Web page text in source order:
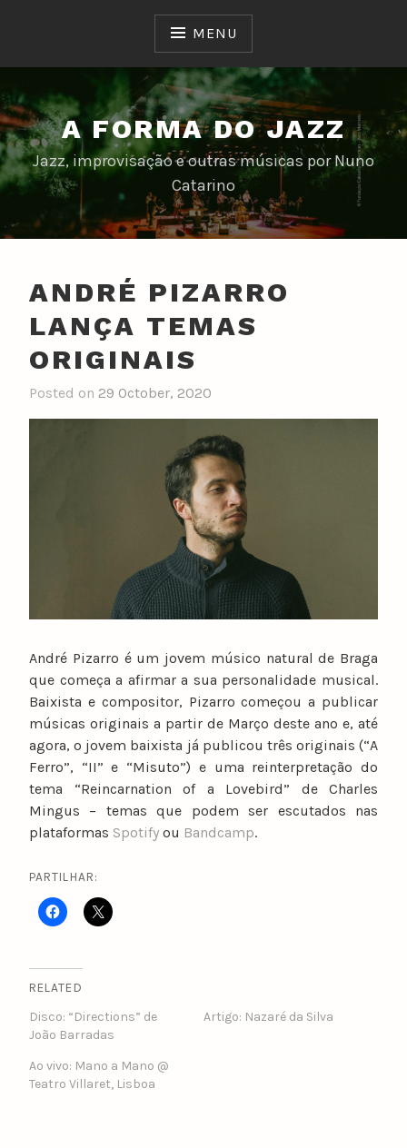
MENU
A FORMA DO JAZZ
Jazz, improvisação e outras músicas por Nuno
Catarino
ANDRÉ PIZARRO
LANÇA TEMAS
ORIGINAIS
Posted on 29 October, 2020
y
n
u
n
o
c
a
t
a
n
o
André Pizarro é um jovem músico natural de Braga
que começa a afirmar a sua personalidade musical.
Baixista e compositor, Pizarro começou a publicar
músicas originais a partir de Março deste ano e, até
agora, o jovem baixista já publicou três originais (“A
Ferro”, “II” e “Misuto”) e uma reinterpretação do
tema “Reincarnation of a Lovebird” de Charles
Mingus – temas que podem ser escutados nas
plataformas Spotify ou Bandcamp.
PARTILHAR:
RELATED
Disco: “Directions” de
João Barradas
Artigo: Nazaré da Silva
Ao vivo: Mano a Mano @
Teatro Villaret, Lisboa